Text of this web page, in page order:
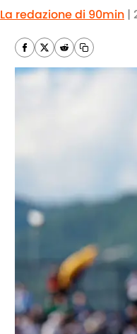
La redazione di 90min |